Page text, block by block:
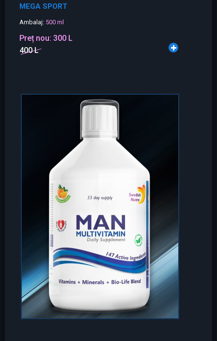
MEGA SPORT
Ambalaj: 500 ml
Preț nou: 300 L
400 L